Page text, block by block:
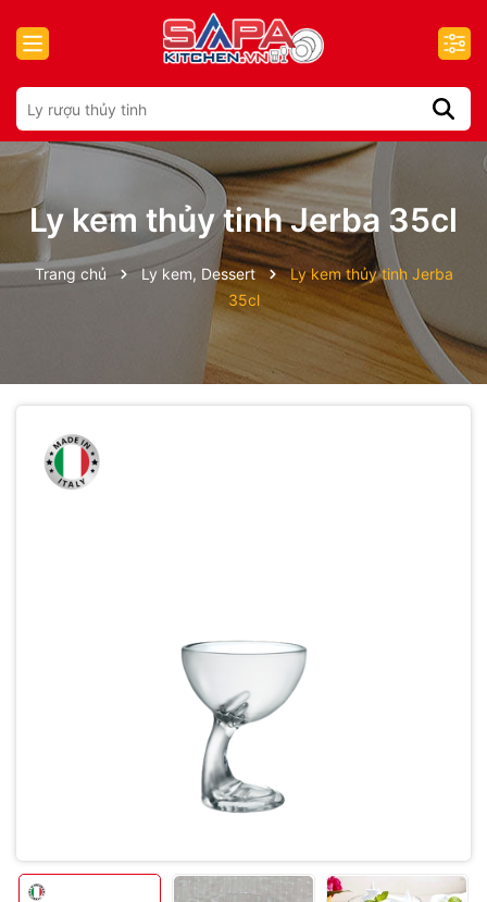
Ly kem thủy tinh Jerba 35cl
Trang chủ Ly kem, Dessert
Ly kem thủy tinh Jerba
35cl